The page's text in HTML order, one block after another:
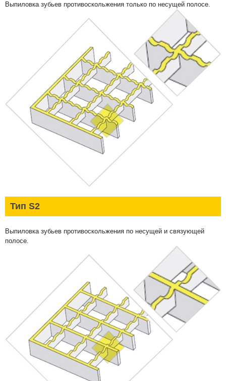
Выпиловка зубьев противоскольжения только по несущей полосе.
Тип S2
Выпиловка зубьев противоскольжения по несущей и связующей
полосе.